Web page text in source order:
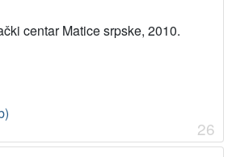
centar Matice srpske, 2010.
26